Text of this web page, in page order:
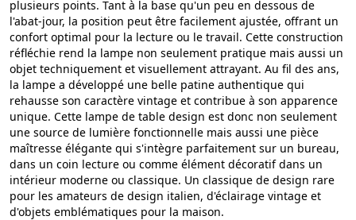
plusieurs points. Tant à la base qu'un peu en dessous de
l'abat-jour, la position peut être facilement ajustée, offrant un
confort optimal pour la lecture ou le travail. Cette construction
réfléchie rend la lampe non seulement pratique mais aussi un
objet techniquement et visuellement attrayant. Au fil des ans,
la lampe a développé une belle patine authentique qui
rehausse son caractère vintage et contribue à son apparence
unique. Cette lampe de table design est donc non seulement
une source de lumière fonctionnelle mais aussi une pièce
maîtresse élégante qui s'intègre parfaitement sur un bureau,
dans un coin lecture ou comme élément décoratif dans un
intérieur moderne ou classique. Un classique de design rare
pour les amateurs de design italien, d'éclairage vintage et
d'objets emblématiques pour la maison.